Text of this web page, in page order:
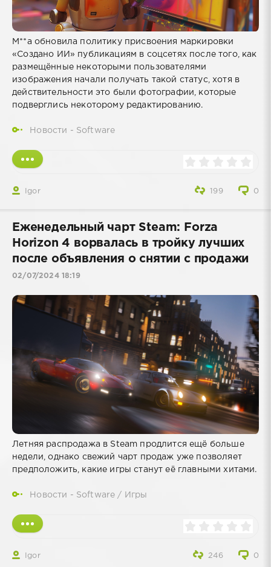
M**a обновила политику присвоения маркировки
«Создано ИИ» публикациям в соцсетях после того, как
размещённые некоторыми пользователями
изображения начали получать такой статус, хотя в
действительности это были фотографии, которые
подверглись некоторому редактированию.
Новости - Software
Igor 0
199
Еженедельный чарт Steam: Forza
Horizon 4 ворвалась в тройку лучших
после объявления о снятии с продажи
02/07/2024 18:19
Летняя распродажа в Steam продлится ещё больше
недели, однако свежий чарт продаж уже позволяет
предположить, какие игры станут её главными хитами.
Новости - Software / Игры
Igor 0
246